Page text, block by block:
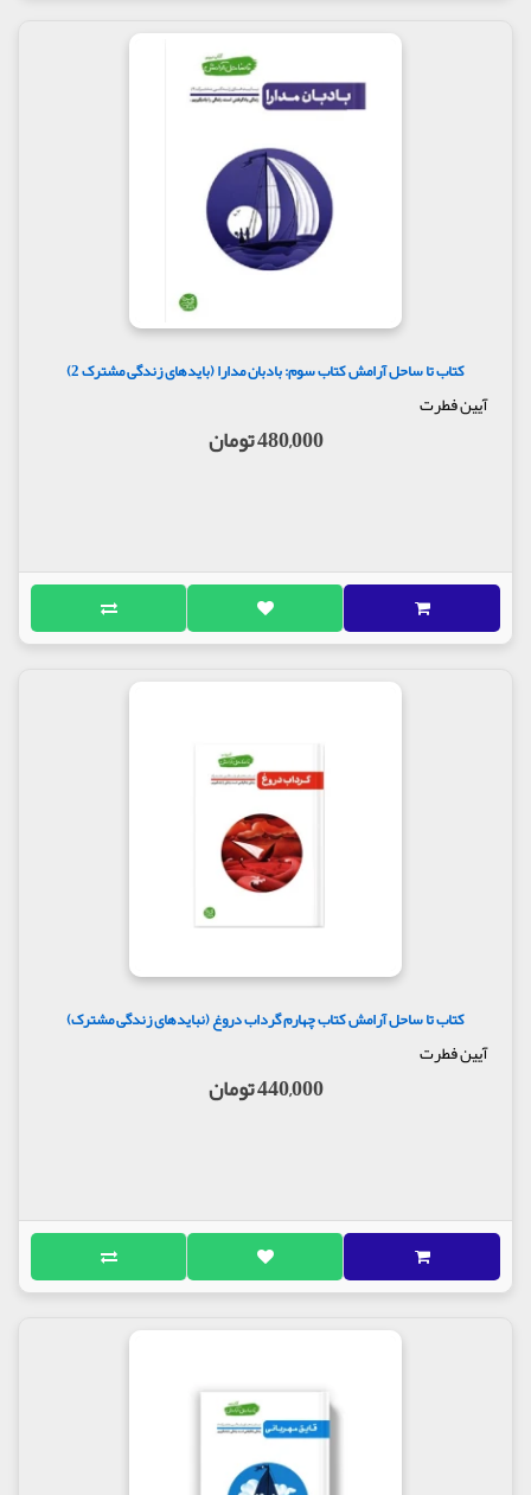
کتاب تا ساحل آرامش کتاب سوم: بادبان مدارا (بایدهای زندگی مشترک 2)
آیین فطرت
480,000 تومان
کتاب تا ساحل آرامش کتاب چهارم گرداب دروغ (نبایدهای زندگی مشترک)
آیین فطرت
440,000 تومان